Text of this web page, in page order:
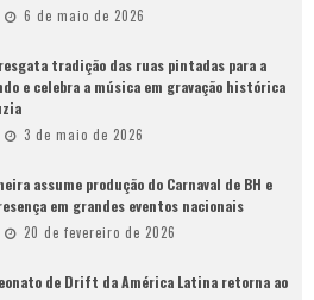
6 de maio de 2026
tradição das ruas pintadas para a
e celebra a música em gravação histórica
3 de maio de 2026
assume produção do Carnaval de BH e
em grandes eventos nacionais
20 de fevereiro de 2026
de Drift da América Latina retorna ao